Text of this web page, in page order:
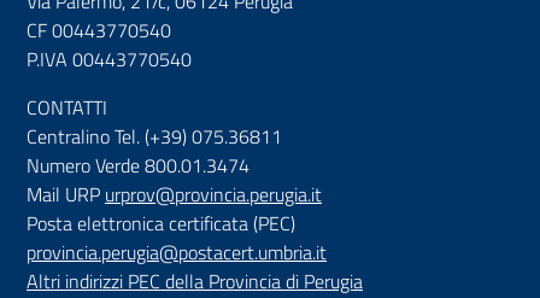
CF 00443770540
P.IVA 00443770540
CONTATTI
Centralino Tel. (+39) 075.36811
Numero Verde 800.01.3474
Mail URP urprov@provincia.perugia.it
Posta elettronica certificata (PEC)
provincia.perugia@postacert.umbria.it
Altri indirizzi PEC della Provincia di Perugia